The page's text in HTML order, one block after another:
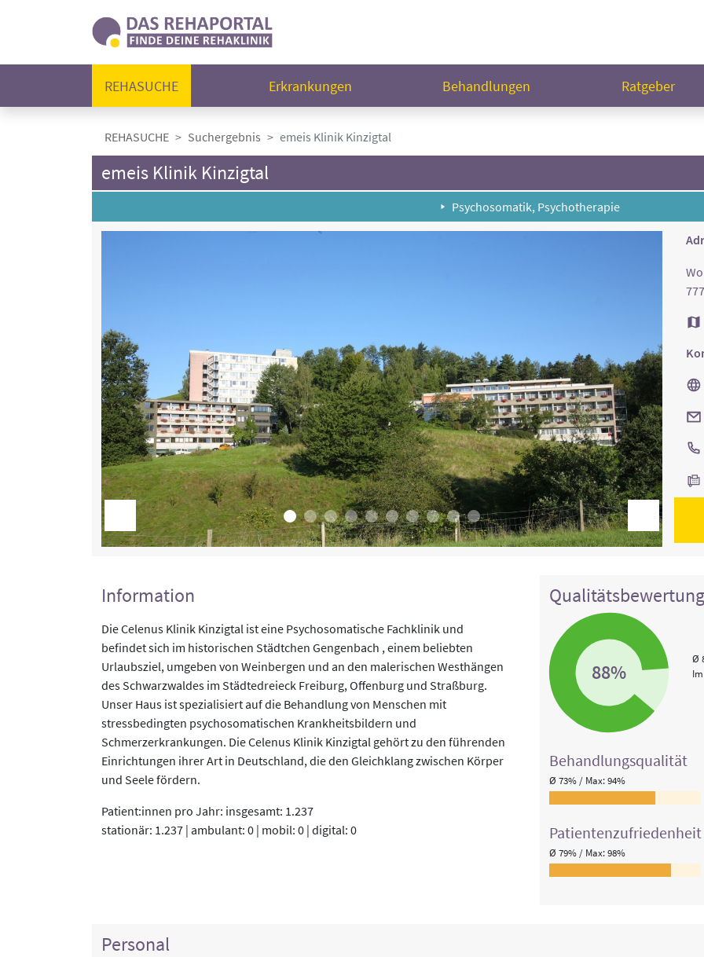
REHASUCHE Erkrankungen Behandlungen Ratgeber
REHASUCHE Suchergebnis emeis Klinik Kinzigtal
emeis Klinik Kinzigtal
Psychosomatik, Psychotherapie
88%
Ø
Behandlungs­qualität
Ø 73% / Max: 94%
Patienten­zufriedenheit
Ø 79% / Max: 98%
Information
Die Celenus Klinik Kinzigtal ist eine Psychosomatische Fachklinik und
befindet sich im historischen Städtchen Gengenbach , einem beliebten
Urlaubsziel, umgeben von Weinbergen und an den malerischen Westhängen
des Schwarzwaldes im Städtedreieck Freiburg, Offenburg und Straßburg.
Unser Haus ist spezialisiert auf die Behandlung von Menschen mit
stressbedingten psychosomatischen Krankheitsbildern und
Schmerzerkrankungen. Die Celenus Klinik Kinzigtal gehört zu den führenden
Einrichtungen ihrer Art in Deutschland, die den Gleichklang zwischen Körper
und Seele fördern.
Patient:innen pro Jahr: insgesamt: 1.237
stationär: 1.237 | ambulant: 0 | mobil: 0 | digital: 0
Personal